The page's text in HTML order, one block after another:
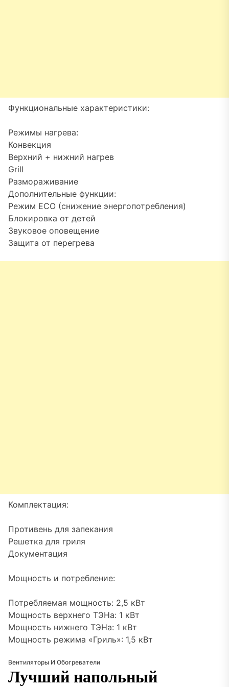
Функциональные характеристики:
Режимы нагрева:
Конвекция
Верхний + нижний нагрев
Grill
Размораживание
Дополнительные функции:
Режим ECO (снижение энергопотребления)
Блокировка от детей
Звуковое оповещение
Защита от перегрева
Комплектация:
Противень для запекания
Решетка для гриля
Документация
Мощность и потребление:
Потребляемая мощность: 2,5 кВт
Мощность верхнего ТЭНа: 1 кВт
Мощность нижнего ТЭНа: 1 кВт
Мощность режима «Гриль»: 1,5 кВт
Вентиляторы И Обогреватели
Лучший напольный